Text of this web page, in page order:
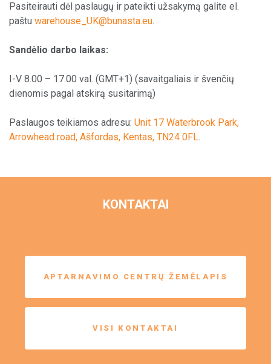
KONTAKTAI
APTARNAVIMO CENTRŲ ŽEMĖLAPIS
VISI KONTAKTAI
Pasiteirauti dėl paslaugų ir pateikti užsakymą galite el.
paštu warehouse_UK@bunasta.eu.
Sandėlio darbo laikas:
I-V 8.00 – 17.00 val. (GMT+1) (savaitgaliais ir švenčių
dienomis pagal atskirą susitarimą)
Paslaugos teikiamos adresu: Unit 17 Waterbrook Park,
Arrowhead road, Ašfordas, Kentas, TN24 0FL.